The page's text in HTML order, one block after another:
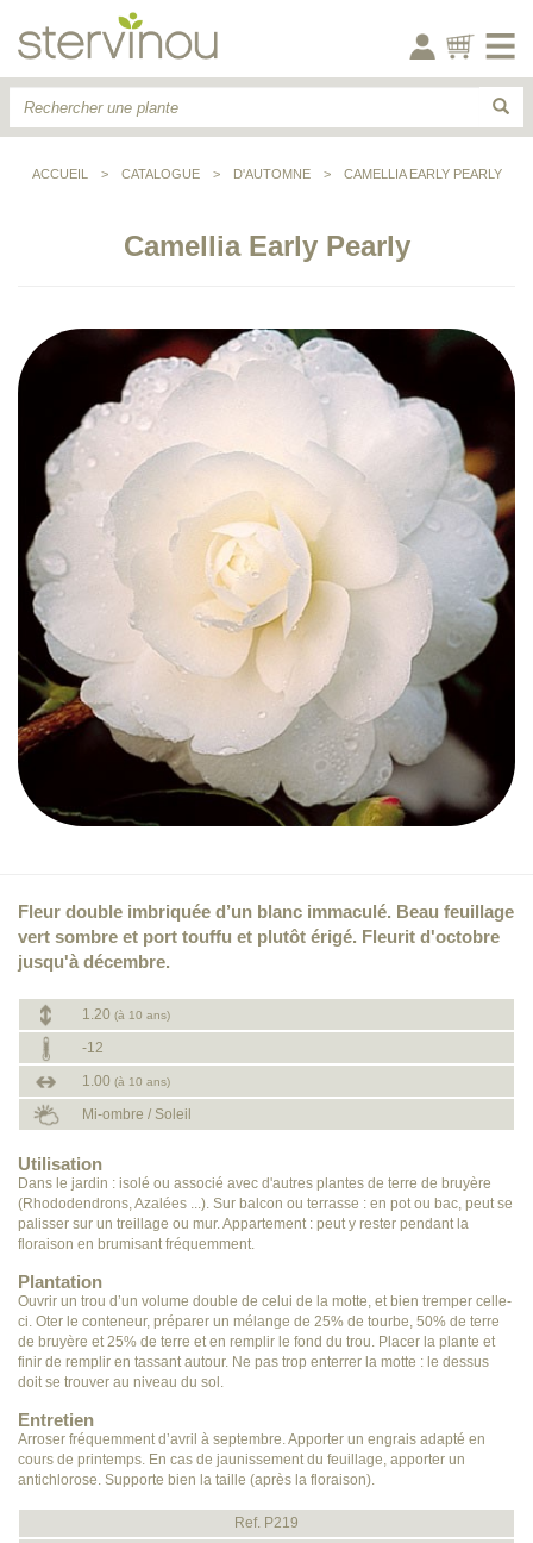
ACCUEIL > CATALOGUE > D'AUTOMNE > CAMELLIA EARLY PEARLY
Camellia Early Pearly
Fleur double imbriquée d’un blanc immaculé. Beau feuillage
vert sombre et port touffu et plutôt érigé. Fleurit d'octobre
jusqu'à décembre.
1.20 (à 10 ans)
-12
1.00 (à 10 ans)
Mi-ombre / Soleil
Utilisation
Dans le jardin : isolé ou associé avec d'autres plantes de terre de bruyère
(Rhododendrons, Azalées ...). Sur balcon ou terrasse : en pot ou bac, peut se
palisser sur un treillage ou mur. Appartement : peut y rester pendant la
floraison en brumisant fréquemment.
Plantation
Ouvrir un trou d’un volume double de celui de la motte, et bien tremper celle-
ci. Oter le conteneur, préparer un mélange de 25% de tourbe, 50% de terre
de bruyère et 25% de terre et en remplir le fond du trou. Placer la plante et
finir de remplir en tassant autour. Ne pas trop enterrer la motte : le dessus
doit se trouver au niveau du sol.
Entretien
Arroser fréquemment d’avril à septembre. Apporter un engrais adapté en
cours de printemps. En cas de jaunissement du feuillage, apporter un
antichlorose. Supporte bien la taille (après la floraison).
Ref. P219